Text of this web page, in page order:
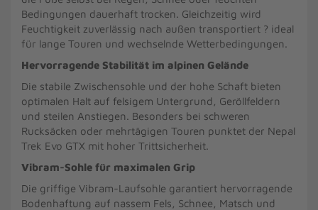
Bedingungen dauerhaft trocken. Gleichzeitig wird
Feuchtigkeit zuverlässig nach außen transportiert ? ideal
für lange Touren und wechselnde Wetterbedingungen.
Hervorragende Stabilität im alpinen Gelände
Die stabile Zwischensohle und der hohe Schaft bieten
optimalen Halt auf felsigem Untergrund, Geröllfeldern
und steilen Anstiegen. Besonders bei schweren
Rucksäcken oder mehrtägigen Touren punktet der Nepal
Trek Evo GTX mit hoher Trittsicherheit.
Vibram-Sohle für maximalen Grip
Die griffige Vibram-Laufsohle garantiert hervorragende
Bodenhaftung auf nassem Fels, Schnee, Matsch und